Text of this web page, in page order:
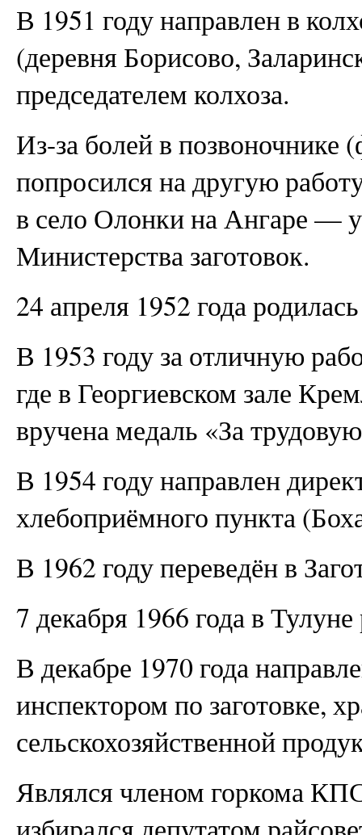
В 1951 году направлен в
(деревня Борисово,
председателем колхоза.
Из-за болей в позвоночнике
попросился на другую
в село Олонки на Ангаре —
Министерства заготовок.
24 апреля 1952 года
В 1953 году за отличную
где в Георгиевском зале
вручена медаль «За
В 1954 году направлен
хлебоприёмного пункта
В 1962 году переведён в
7 декабря 1966 года в
В декабре 1970 года
инспектором по заготовке,
сельскохозяйственной
Являлся членом горкома